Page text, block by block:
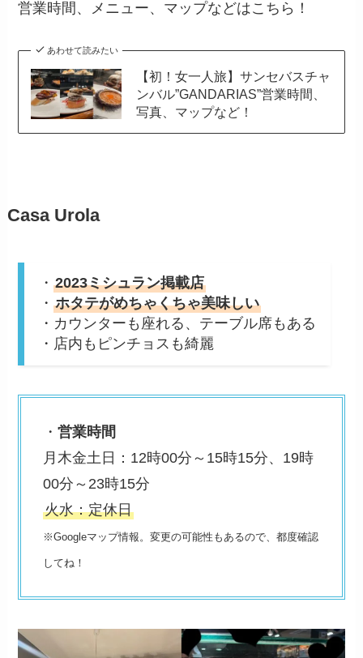
営業時間、メニュー、マップなどはこちら！
あわせて読みたい
【初！女一人旅】サンセバスチャ
ンバル”GANDARIAS”営業時間、
写真、マップなど！
Casa Urola
・2023ミシュラン掲載店
・ホタテがめちゃくちゃ美味しい
・カウンターも座れる、テーブル席もある
・店内もピンチョスも綺麗
・営業時間
月木金土日：12時00分～15時15分、19時
00分～23時15分
火水：定休日
※Googleマップ情報。変更の可能性もあるので、都度確認
してね！